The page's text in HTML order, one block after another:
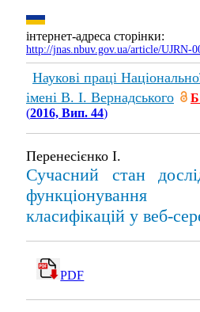
інтернет-адреса сторінки:
http://jnas.nbuv.gov.ua/article/UJRN-
Наукові праці
імені В. І. Вернадського
Б
(2016, Вип. 44)
Перенесієнко І.
Сучасний стан
функціонування
класифікацій у веб-
PDF